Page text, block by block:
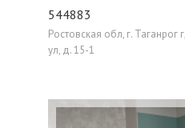
544883
Ростовская обл, г. Таганрог
ул, д. 15-1